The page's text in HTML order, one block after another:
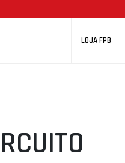
LOJA FPB